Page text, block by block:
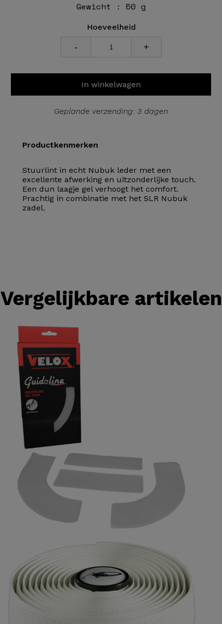
Gewicht : 50 g
Hoeveelheid
- +
In winkelwagen
Geplande verzending: 3 dagen
Productkenmerken
Stuurlint in echt Nubuk leder met een
excellente afwerking en uitzonderlijke touch.
Een dun laagje gel verhoogt het comfort.
Prachtig in combinatie met het SLR Nubuk
zadel.
Vergelijkbare artikelen